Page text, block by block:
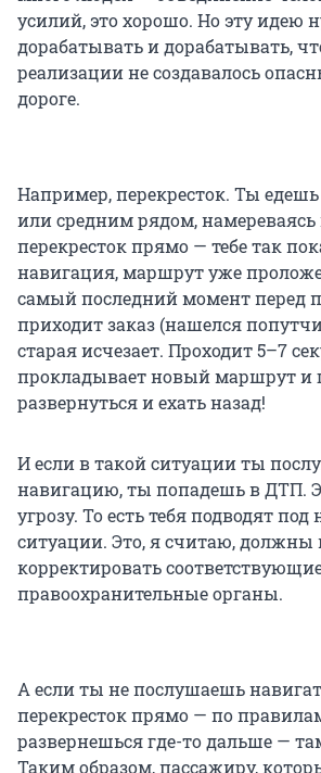
усилий, это хорошо. Но эту идею
дорабатывать и дорабатывать,
реализации не создавалось
дороге.
Например, перекресток. Ты
или средним рядом, намереваясь
перекресток прямо — тебе так
навигация, маршрут уже
самый последний момент перед
приходит заказ (нашелся
старая исчезает. Проходит 5–7
прокладывает новый маршрут и
развернуться и ехать назад!
И если в такой ситуации ты
навигацию, ты попадешь в ДТП.
угрозу. То есть тебя подводят
ситуации. Это, я считаю, должны
корректировать
правоохранительные органы.
А если ты не послушаешь
перекресток прямо — по
развернешься где-то дальше —
Таким образом, пассажиру,